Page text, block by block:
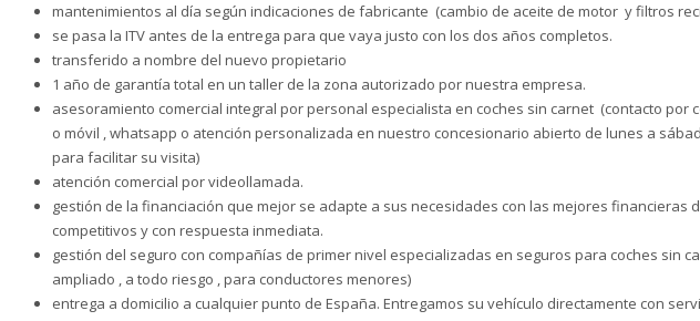
mantenimientos al día según indicaciones de fabricante (cambio de aceite de motor y filtros
se pasa la ITV antes de la entrega para que vaya justo con los dos años completos.
transferido a nombre del nuevo propietario
1 año de garantía total en un taller de la zona autorizado por nuestra empresa.
asesoramiento comercial integral por personal especialista en coches sin carnet (contacto por
o móvil , whatsapp o atención personalizada en nuestro concesionario abierto de lunes a
para facilitar su visita)
atención comercial por videollamada.
gestión de la financiación que mejor se adapte a sus necesidades con las mejores financieras
competitivos y con respuesta inmediata.
gestión del seguro con compañías de primer nivel especializadas en seguros para coches sin
ampliado , a todo riesgo , para conductores menores)
entrega a domicilio a cualquier punto de España. Entregamos su vehículo directamente con